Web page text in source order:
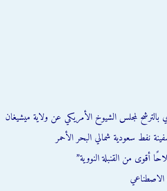
لمجلس الشيوخ الأمريكي عن ولاية ميشيغان
نفط سعودية شمالي البحر الأحمر
أقوى من القنبلة النووية”
الاصطناعي